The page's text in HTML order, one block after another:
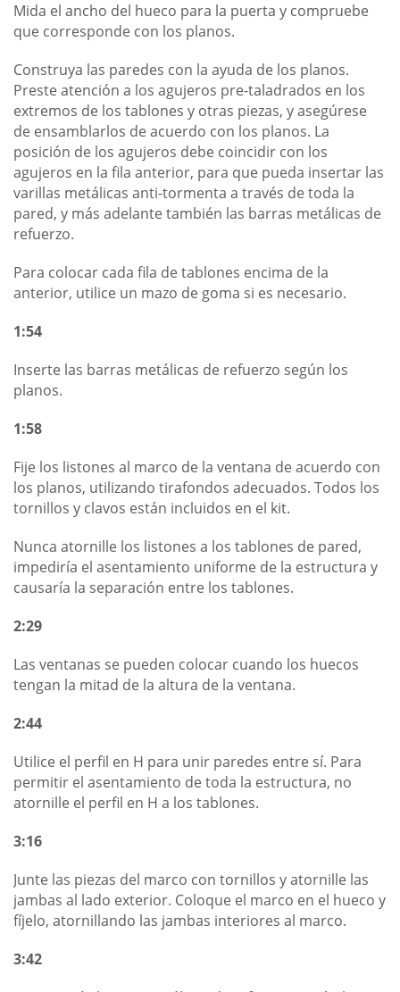
Mida el ancho del hueco para la puerta y compruebe
que corresponde con los planos.
Construya las paredes con la ayuda de los planos.
Preste atención a los agujeros pre-taladrados en los
extremos de los tablones y otras piezas, y asegúrese
de ensamblarlos de acuerdo con los planos. La
posición de los agujeros debe coincidir con los
agujeros en la fila anterior, para que pueda insertar las
varillas metálicas anti-tormenta a través de toda la
pared, y más adelante también las barras metálicas de
refuerzo.
Para colocar cada fila de tablones encima de la
anterior, utilice un mazo de goma si es necesario.
1:54
Inserte las barras metálicas de refuerzo según los
planos.
1:58
Fije los listones al marco de la ventana de acuerdo con
los planos, utilizando tirafondos adecuados. Todos los
tornillos y clavos están incluidos en el kit.
Nunca atornille los listones a los tablones de pared,
impediría el asentamiento uniforme de la estructura y
causaría la separación entre los tablones.
2:29
Las ventanas se pueden colocar cuando los huecos
tengan la mitad de la altura de la ventana.
2:44
Utilice el perfil en H para unir paredes entre sí. Para
permitir el asentamiento de toda la estructura, no
atornille el perfil en H a los tablones.
3:16
Junte las piezas del marco con tornillos y atornille las
jambas al lado exterior. Coloque el marco en el hueco y
fíjelo, atornillando las jambas interiores al marco.
3:42